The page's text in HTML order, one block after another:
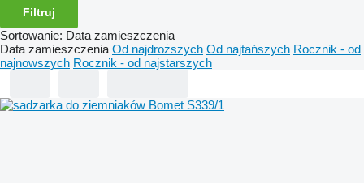
Filtruj
Sortowanie: Data zamieszczenia
Data zamieszczenia Od najdroższych Od najtańszych Rocznik - od
najnowszych Rocznik - od najstarszych